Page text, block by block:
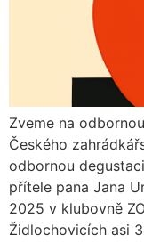
Zveme na
Českého
odbornou
přítele pana Jana
2025 v klubovně
Židlochovicích asi